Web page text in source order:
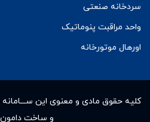
سردخانه صنعتی
واحد مراقبت پنوماتیک
اورهال موتورخانه
کلیه حقوق مادى و معنوى این
و ساخت